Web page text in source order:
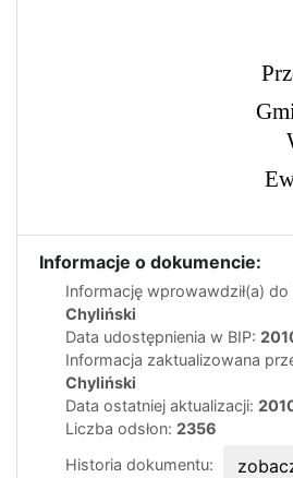
Informacje o dokumencie:
Informację wprowawdził(a) do
Chyliński
Data udostępnienia w BIP:
Informacja zaktualizowana
Chyliński
Data ostatniej aktualizacji:
Liczba odsłon: 2356
Historia dokumentu: